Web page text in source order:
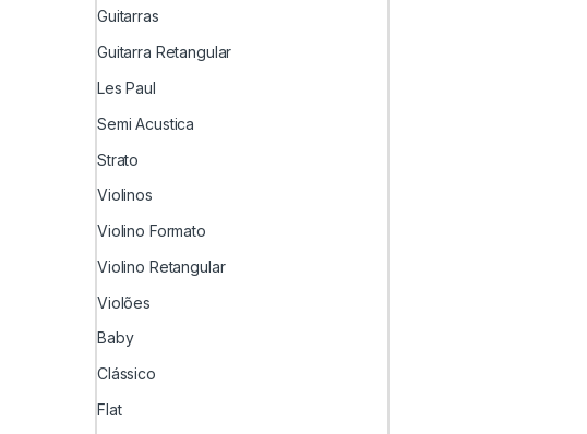
Guitarras
Guitarra Retangular
Les Paul
Semi Acustica
Strato
Violinos
Violino Formato
Violino Retangular
Violões
Baby
Clássico
Flat